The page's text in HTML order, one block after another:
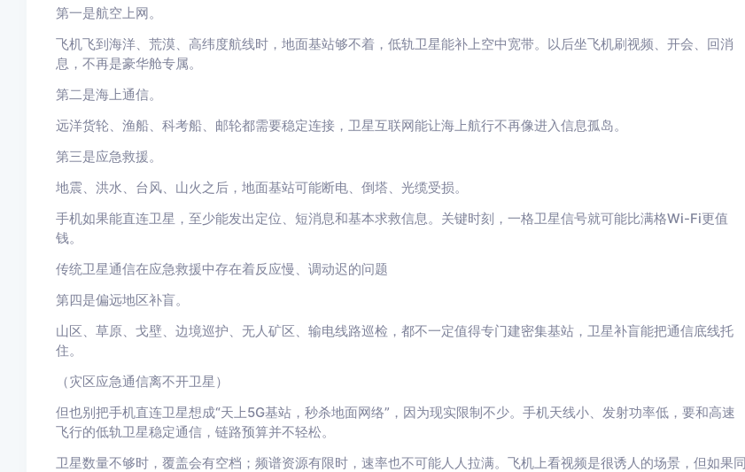
第一是航空上网。
飞机飞到海洋、荒漠、高纬度航线时，地面基站够不着，低轨卫星能补上空中宽带。以后坐飞机刷视频、开会、回消
息，不再是豪华舱专属。
第二是海上通信。
远洋货轮、渔船、科考船、邮轮都需要稳定连接，卫星互联网能让海上航行不再像进入信息孤岛。
第三是应急救援。
地震、洪水、台风、山火之后，地面基站可能断电、倒塔、光缆受损。
手机如果能直连卫星，至少能发出定位、短消息和基本求救信息。关键时刻，一格卫星信号就可能比满格Wi-Fi更值
钱。
传统卫星通信在应急救援中存在着反应慢、调动迟的问题
第四是偏远地区补盲。
山区、草原、戈壁、边境巡护、无人矿区、输电线路巡检，都不一定值得专门建密集基站，卫星补盲能把通信底线托
住。
（灾区应急通信离不开卫星）
但也别把手机直连卫星想成“天上5G基站，秒杀地面网络”，因为现实限制不少。手机天线小、发射功率低，要和高速
飞行的低轨卫星稳定通信，链路预算并不轻松。
卫星数量不够时，覆盖会有空档；频谱资源有限时，速率也不可能人人拉满。飞机上看视频是很诱人的场景，但如果同